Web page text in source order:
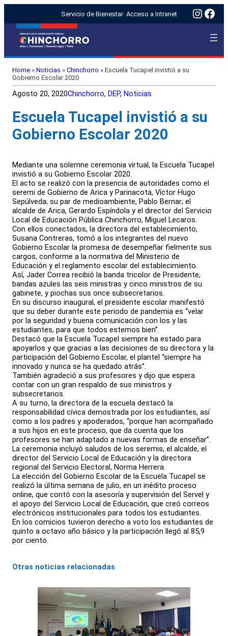
Servicio de Bienestar Acceso a Intranet
Home » Noticias » Chinchorro » Escuela Tucapel invistió a su
Gobierno Escolar 2020
Agosto 20, 2020Chinchorro, DEP, Noticias
Escuela Tucapel invistió a su
Gobierno Escolar 2020
Mediante una solemne ceremonia virtual, la Escuela Tucapel
invistió a su Gobierno Escolar 2020.
El acto se realizó con la presencia de autoridades como el
seremi de Gobierno de Arica y Parinacota, Víctor Hugo
Sepúlveda; su par de medioambiente, Pablo Bernar; el
alcalde de Arica, Gerardo Espíndola y el director del Servicio
Local de Educación Pública Chinchorro, Miguel Lecaros.
Con ellos conectados, la directora del establecimiento,
Susana Contreras, tomó a los integrantes del nuevo
Gobierno Escolar la promesa de desempeñar fielmente sus
cargos, conforme a la normativa del Ministerio de
Educación y el reglamento escolar del establecimiento.
Así, Jader Correa recibió la banda tricolor de Presidente;
bandas azules las seis ministras y cinco ministros de su
gabinete, y piochas sus once subsecretarios.
En su discurso inaugural, el presidente escolar manifestó
que su deber durante este periodo de pandemia es “velar
por la seguridad y buena comunicación con los y las
estudiantes, para que todos estemos bien”.
Destacó que la Escuela Tucapel siempre ha estado para
apoyarlos y que gracias a las decisiones de su directora y la
participación del Gobierno Escolar, el plantel “siempre ha
innovado y nunca se ha quedado atrás”.
También agradeció a sus profesores y dijo que espera
contar con un gran respaldo de sus ministros y
subsecretarios.
A su turno, la directora de la escuela destacó la
responsabilidad cívica demostrada por los estudiantes, así
como a los padres y apoderados, “porque han acompañado
a sus hijos en este proceso, que da cuenta que los
profesores se han adaptado a nuevas formas de enseñar”.
La ceremonia incluyó saludos de los seremis, el alcalde, el
director del Servicio Local de Educación y la directora
regional del Servicio Electoral, Norma Herrera.
La elección del Gobierno Escolar de la Escuela Tucapel se
realizó la última semana de julio, en un inédito proceso
online, que contó con la asesoría y supervisión del Servel y
el apoyo del Servicio Local de Educación, que creó correos
electrónicos institucionales para todos los estudiantes.
En los comicios tuvieron derecho a voto los estudiantes de
quinto a octavo año básico y la participación llegó al 85,9
por ciento.
Otras noticias relacionadas